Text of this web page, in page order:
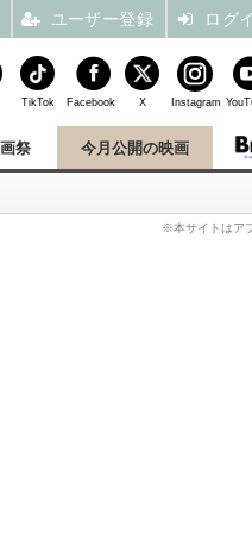
祭 今月公開の映画
※本サイトはア
TikTok Facebook X Instagram
ユーザー登録 ログ